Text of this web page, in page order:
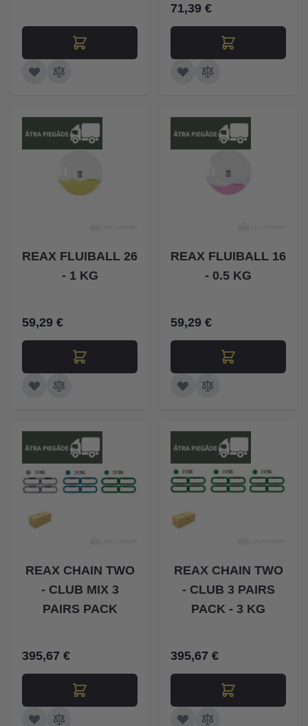
71,39 €
REAX FLUIBALL 26
- 1 KG
59,29 €
REAX FLUIBALL 16
- 0.5 KG
59,29 €
REAX CHAIN TWO
- CLUB MIX 3
PAIRS PACK
395,67 €
REAX CHAIN TWO
- CLUB 3 PAIRS
PACK - 3 KG
395,67 €